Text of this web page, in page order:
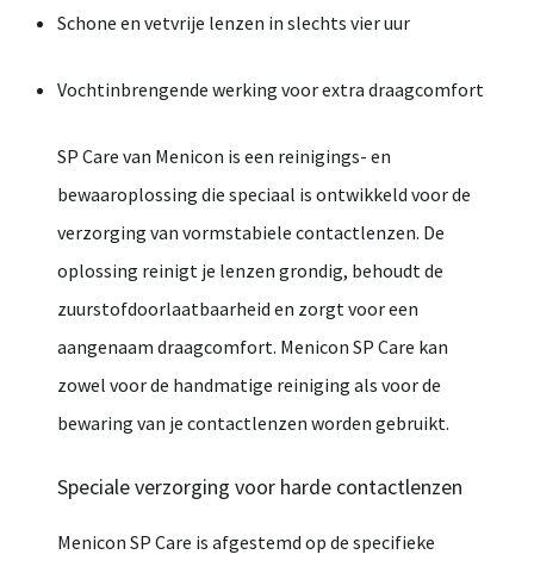
Schone en vetvrije lenzen in slechts vieruur
Vochtinbrengende werking voorextra draagcomfort
SP Care van Menicon is een reinigings- en
bewaaroplossing die speciaal is ontwikkeld voorde
verzorging van vormstabiele contactlenzen. De
oplossing reinigt je lenzen grondig, behoudtde
zuurstofdoorlaatbaarheid en zorgtvooreen
aangenaam draagcomfort. Menicon SP Care kan
zowel voorde handmatige reiniging als voorde
bewaring van je contactlenzen worden gebruikt.
Specialeverzorging voor harde contactlenzen
Menicon SP Care is afgestemd op de specifieke